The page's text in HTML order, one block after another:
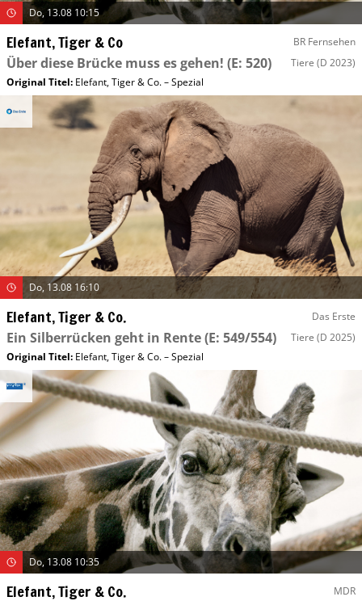
Do, 13.08 10:15
Elefant, Tiger & Co BR Fernsehen
Über diese Brücke muss es gehen! (E: 520) Tiere (D 2023)
Original Titel: Elefant, Tiger & Co. – Spezial
Do, 13.08 16:10
Elefant, Tiger & Co. Das Erste
Ein Silberrücken geht in Rente(E: 549/554) Tiere (D 2025)
Original Titel: Elefant, Tiger & Co. – Spezial
Do, 13.08 10:35
Elefant, Tiger & Co. MDR